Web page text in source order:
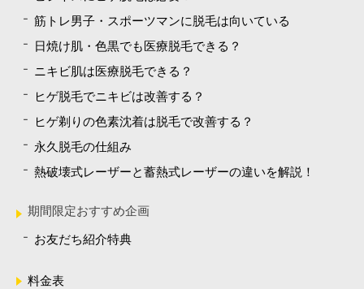
筋トレ男子・スポーツマンに脱毛は向いている
日焼け肌・色黒でも医療脱毛できる？
ニキビ肌は医療脱毛できる？
ヒゲ脱毛でニキビは改善する？
ヒゲ剃りの色素沈着は脱毛で改善する？
永久脱毛の仕組み
熱破壊式レーザーと蓄熱式レーザーの違いを解説！
期間限定おすすめ企画
お友だち紹介特典
料金表